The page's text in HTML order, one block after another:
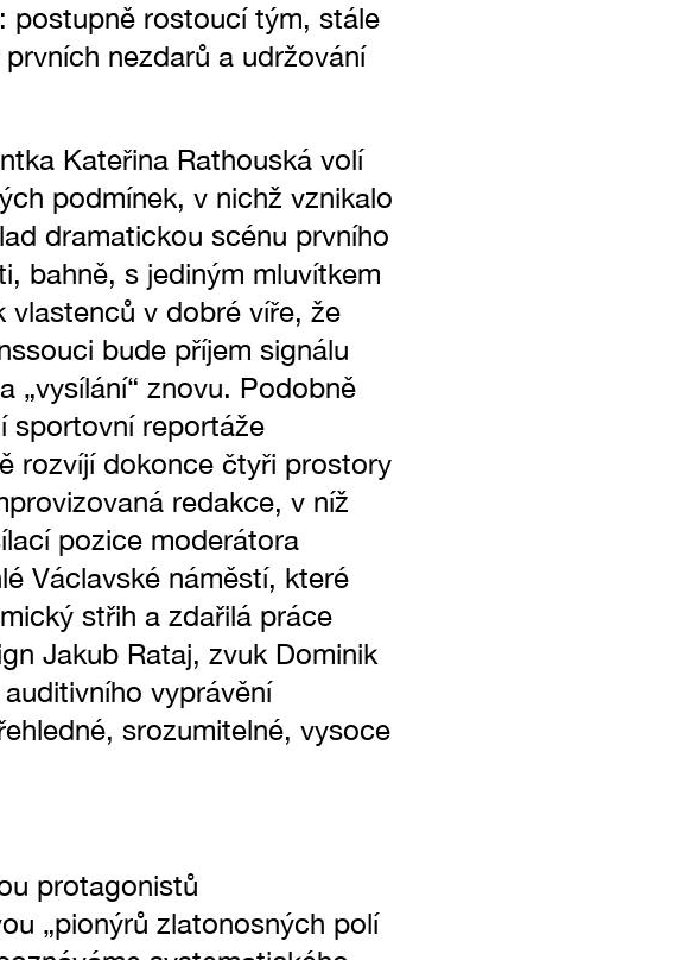
postupně rostoucí tým, stále
nezdarů a udržování
Kateřina Rathouská volí
podmínek, v nichž vznikalo
dramatickou scénu prvního
bahně, s jediným mluvítkem
v dobré víře, že
bude příjem signálu
„vysílání“ znovu. Podobně
sportovní reportáže
rozvíjí dokonce čtyři prostory
redakce, v níž
pozice moderátora
Václavské náměstí, které
střih a zdařilá práce
Jakub Rataj, zvuk Dominik
vyprávění
srozumitelné, vysoce
protagonistů
„pionýrů zlatonosných polí